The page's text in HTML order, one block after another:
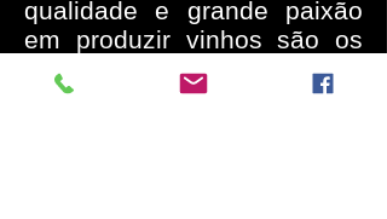
qualidade e grande paixão
em produzir vinhos são os
prêmios nacionais e
internacionais que a Quinta